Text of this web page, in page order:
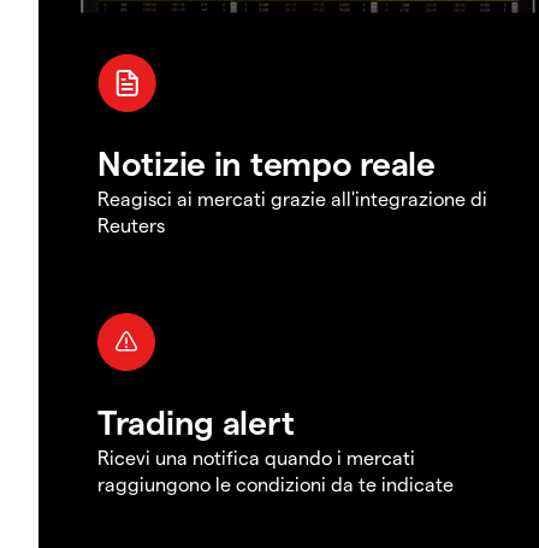
Notizie in tempo reale
Reagisci ai mercati grazie all'integrazione di
Reuters
Trading alert
Ricevi una notifica quando i mercati
raggiungono le condizioni da te indicate